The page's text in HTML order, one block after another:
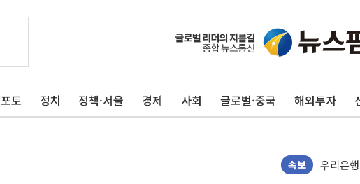
포토 정치 정책·서울 경제 사회 글로벌·중국 해외투자
속보
전남광
'해병 순
헥토이
NH농협